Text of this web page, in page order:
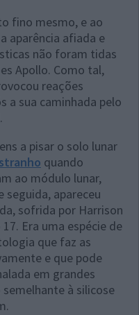
fino mesmo, e ao
aparência afiada e
não foram tidas
Apollo. Como tal,
reações
a sua caminhada pelo
a pisar o solo lunar
quando
ao módulo lunar,
seguida, apareceu
sofrida por Harrison
Era uma espécie de
que faz as
e que pode
em grandes
à silicose